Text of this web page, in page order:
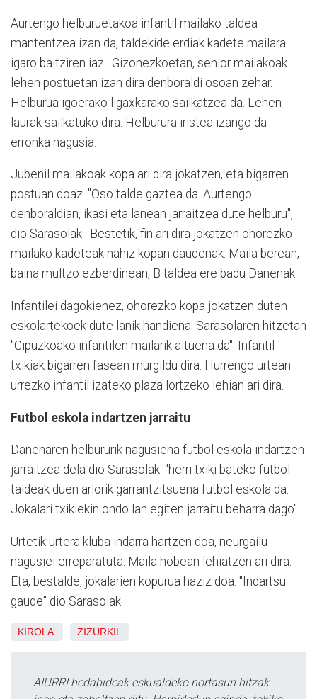
Aurtengo helburuetakoa infantil mailako taldea
mantentzea izan da, taldekide erdiak kadete mailara
igaro baitziren iaz. Gizonezkoetan, senior mailakoak
lehen postuetan izan dira denboraldi osoan zehar.
Helburua igoerako ligaxkarako sailkatzea da. Lehen
laurak sailkatuko dira. Helburura iristea izango da
erronka nagusia.
Jubenil mailakoak kopa ari dira jokatzen, eta bigarren
postuan doaz. "Oso talde gaztea da. Aurtengo
denboraldian, ikasi eta lanean jarraitzea dute helburu",
dio Sarasolak. Bestetik, fin ari dira jokatzen ohorezko
mailako kadeteak nahiz kopan daudenak. Maila berean,
baina multzo ezberdinean, B taldea ere badu Danenak.
Infantilei dagokienez, ohorezko kopa jokatzen duten
eskolartekoek dute lanik handiena. Sarasolaren hitzetan
"Gipuzkoako infantilen mailarik altuena da". Infantil
txikiak bigarren fasean murgildu dira. Hurrengo urtean
urrezko infantil izateko plaza lortzeko lehian ari dira.
Futbol eskola indartzen jarraitu
Danenaren helbururik nagusiena futbol eskola indartzen
jarraitzea dela dio Sarasolak: "herri txiki bateko futbol
taldeak duen arlorik garrantzitsuena futbol eskola da.
Jokalari txikiekin ondo lan egiten jarraitu beharra dago".
Urtetik urtera kluba indarra hartzen doa, neurgailu
nagusiei erreparatuta. Maila hobean lehiatzen ari dira.
Eta, bestalde, jokalarien kopurua haziz doa. "Indartsu
gaude" dio Sarasolak.
KIROLA ZIZURKIL
AIURRI hedabideak eskualdeko nortasun hitzak